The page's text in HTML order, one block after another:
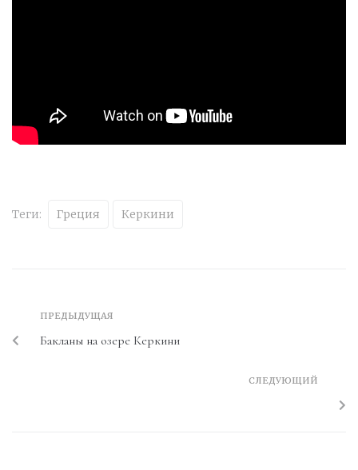
Теги: Греция Керкини
ПРЕДЫДУЩАЯ
Бакланы на озере Керкини
СЛЕДУЮЩИЙ